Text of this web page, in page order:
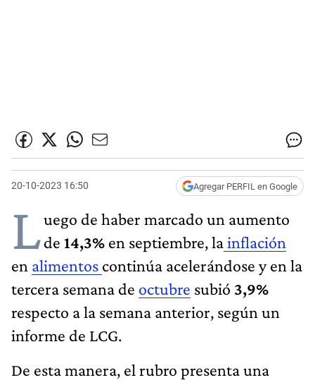
20-10-2023 16:50 Agregar PERFIL en Google
Luego de haber marcado un aumento
de 14,3% en septiembre, lainflación
en alimentos continúa acelerándose y en la
tercera semana de octubre subió 3,9%
respecto a la semana anterior, según un
informe de LCG.
De esta manera, el rubro presenta una